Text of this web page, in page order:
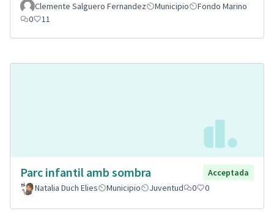
Clemente Salguero Fernandez
Municipio
Fondo Marino
0
11
Parc infantil amb sombra
Acceptada
Natalia Duch Elies
Municipio Juventud 0 0